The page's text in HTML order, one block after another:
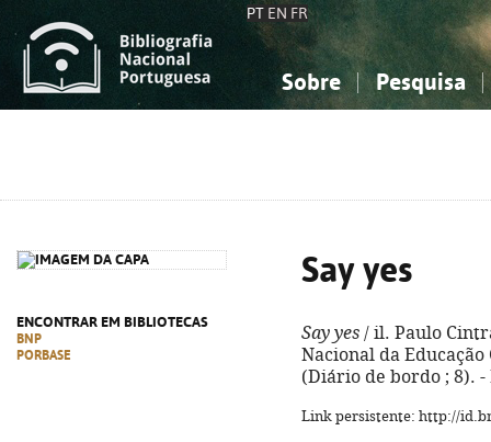
PT EN FR
Sobre Pesquisa
ENCONTRAR EM BIBLIOTECAS
BNP
PORBASE
Say yes
Say yes / il. Paulo
Nacional da Educação
(Diário de bordo ; 8). -
Link persistente: http://